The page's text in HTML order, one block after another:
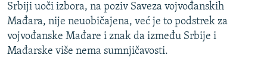
RSE PRIČE IZ SVIJETA
ISPRIČAJ MI
DNEVNO@RSE
Srbiji uoči izbora, na poziv Saveza vojvođanskih
Mađara, nije neuobičajena, već je to podstrek za
vojvođanske Mađare i znak da između Srbije i
Mađarske više nema sumnjičavosti.